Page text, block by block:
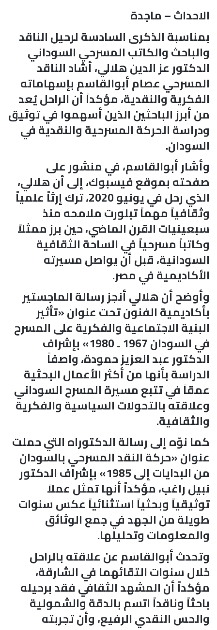
الاحداث – ماجدة
بمناسبة الذكرى السادسة لرحيل الناقد
والباحث والكاتب المسرحي السوداني
الدكتور عز الدين هلالي، أشاد الناقد
المسرحي عصام أبوالقاسم بإسهاماته
الفكرية والنقدية، مؤكداً أن الراحل يُعد
من أبرز الباحثين الذين أسهموا في توثيق
ودراسة الحركة المسرحية والنقدية في
السودان.
وأشار أبوالقاسم، في منشور على
صفحته بموقع فيسبوك، إلى أن هلالي،
الذي رحل في يونيو 2020، ترك إرثاً علمياً
وثقافياً مهماً تبلورت ملامحه منذ
سبعينيات القرن الماضي، حين برز ممثلاً
وكاتباً مسرحياً في الساحة الثقافية
السودانية، قبل أن يواصل مسيرته
الأكاديمية في مصر.
وأوضح أن هلالي أنجز رسالة الماجستير
بأكاديمية الفنون تحت عنوان «تأثير
البنية الاجتماعية والفكرية على المسرح
في السودان 1967 ـ 1980» بإشراف
الدكتور عبد العزيز حمودة، واصفاً
الدراسة بأنها من أكثر الأعمال البحثية
عمقاً في تتبع مسيرة المسرح السوداني
وعلاقته بالتحولات السياسية والفكرية
والثقافية.
كما نوّه إلى رسالة الدكتوراه التي حملت
عنوان «حركة النقد المسرحي بالسودان
من البدايات إلى 1985» بإشراف الدكتور
نبيل راغب، مؤكداً أنها تمثل عملاً
توثيقياً وبحثياً استثنائياً عكس سنوات
طويلة من الجهد في جمع الوثائق
والمعلومات وتحليلها.
وتحدث أبوالقاسم عن علاقته بالراحل
خلال سنوات التقائهما في الشارقة،
مؤكداً أن المشهد الثقافي فقد برحيله
باحثاً وناقداً اتسم بالدقة والشمولية
والحس النقدي الرفيع، وأن تجربته